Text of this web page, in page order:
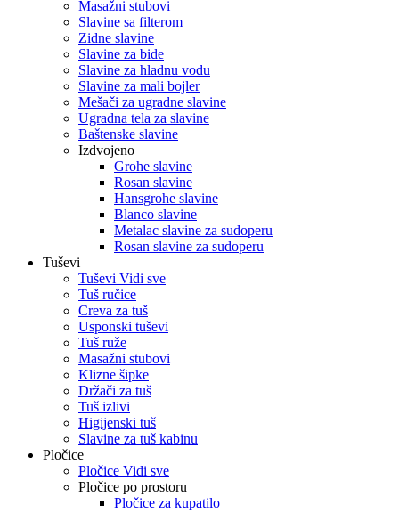
Masažni stubovi
Slavine sa filterom
Zidne slavine
Slavine za bide
Slavine za hladnu vodu
Slavine za mali bojler
Mešači za ugradne slavine
Ugradna tela za slavine
Baštenske slavine
Izdvojeno
Grohe slavine
Rosan slavine
Hansgrohe slavine
Blanco slavine
Metalac slavine za sudoperu
Rosan slavine za sudoperu
Tuševi
Tuševi Vidi sve
Tuš ručice
Creva za tuš
Usponski tuševi
Tuš ruže
Masažni stubovi
Klizne šipke
Držači za tuš
Tuš izlivi
Higijenski tuš
Slavine za tuš kabinu
Pločice
Pločice Vidi sve
Pločice po prostoru
Pločice za kupatilo